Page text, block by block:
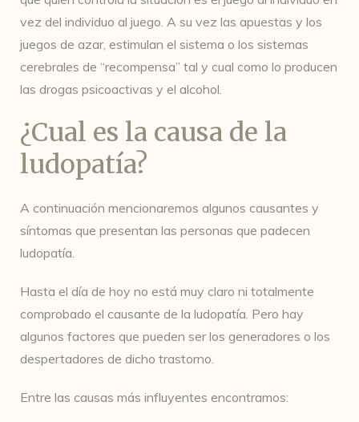
vez del individuo al juego. A su vez las apuestas y los
juegos de azar, estimulan el sistema o los sistemas
cerebrales de “recompensa” tal y cual como lo producen
las drogas psicoactivas y el alcohol.
¿Cual es la causa de la
ludopatía?
A continuación mencionaremos algunos causantes y
síntomas que presentan las personas que padecen
ludopatía.
Hasta el día de hoy no está muy claro ni totalmente
comprobado el causante de la ludopatía. Pero hay
algunos factores que pueden ser los generadores o los
despertadores de dicho trastorno.
Entre las causas más influyentes encontramos: